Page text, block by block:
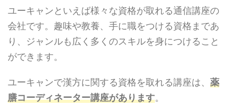
ユーキャンといえば様々な資格が取れる通信講座の
会社です。趣味や教養、手に職をつける資格まであ
り、ジャンルも広く多くのスキルを身につけること
ができます。
ユーキャンで漢方に関する資格を取れる講座は、 薬
膳コーディネーター講座があります。